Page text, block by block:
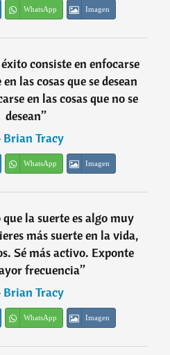
WhatsApp Imagen
consiste en enfocarse
las cosas que se desean
en las cosas que no se
desean”
Brian Tracy
WhatsApp Imagen
la suerte es algo muy
más suerte en la vida,
Sé más activo. Exponte
frecuencia”
Brian Tracy
WhatsApp Imagen